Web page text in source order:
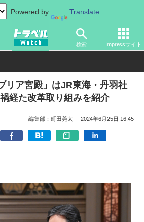
Powered by Translate
検索 Impressサイト
その他
リア宮殿」はJR東海・丹羽社
経た改革取り組みを紹介
編集部：町田莞太 2024年6月25日 16:45